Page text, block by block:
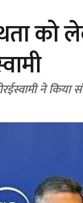
को
ने किया